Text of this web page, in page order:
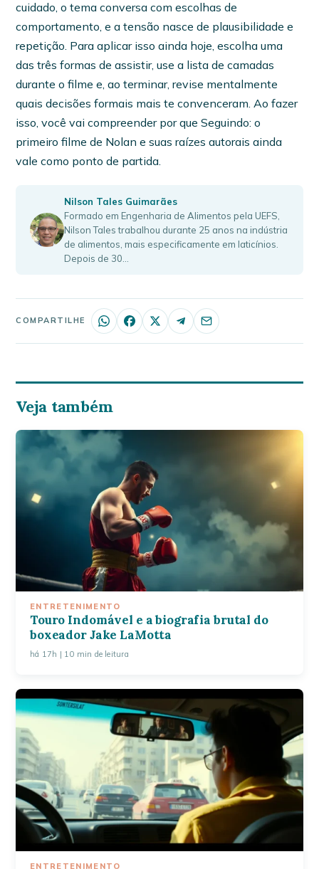
cuidado, o tema conversa com escolhas de
comportamento, e a tensão nasce de plausibilidade e
repetição. Para aplicar isso ainda hoje, escolha uma
das três formas de assistir, use a lista de camadas
durante o filme e, ao terminar, revise mentalmente
quais decisões formais mais te convenceram. Ao fazer
isso, você vai compreender por que Seguindo: o
primeiro filme de Nolan e suas raízes autorais ainda
vale como ponto de partida.
Nilson Tales Guimarães
Formado em Engenharia de Alimentos pela UEFS,
Nilson Tales trabalhou durante 25 anos na indústria
de alimentos, mais especificamente em laticínios.
Depois de 30…
COMPARTILHE
Veja também
ENTRETENIMENTO
Touro Indomável e a biografia brutal do
boxeador Jake LaMotta
há 17h | 10 min de leitura
ENTRETENIMENTO